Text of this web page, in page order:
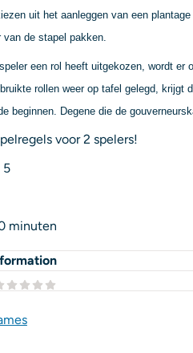
uit het aanleggen van een
van de stapel pakken.
een rol heeft uitgekozen, wordt
rollen weer op tafel gelegd, krijgt
beginnen. Degene die de
voor 2 spelers!
5
minuten